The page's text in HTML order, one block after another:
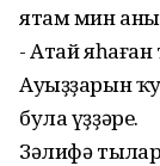
ятам мин
- Атай
Ауыҙҙарын
була үҙҙәре.
Зәлифә